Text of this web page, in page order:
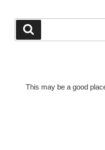
חיפוש
This may be a good